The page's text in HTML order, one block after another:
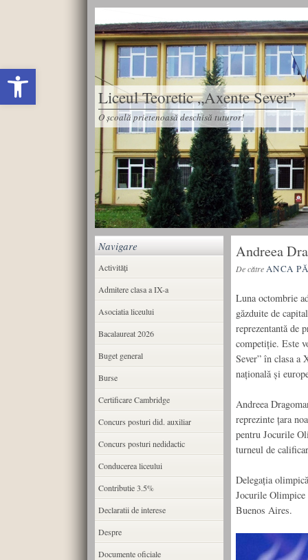
Deschide bara de unelte
Liceul Teoretic „Axente Sever”
O școală prietenoasă deschisă tuturor!
Andreea
De cătreANCA
Luna octombrie
găzduite de
reprezentantă de
competiție. Este
Sever” în clasa a
națională și
Andreea
reprezinte țara
pentru Jocurile
turneul de
Delegația
Jocurile Olimpice
Buenos Aires.
Navigare
Activități
Admitere clasa a IX-a
Asociatia liceului
Bacalaureat 2026
Buget general
Burse
Certificare Cambridge
Concurs posturi did. auxiliar
Concurs posturi nedidactic
Conducerea liceului
Contributie 3.5%
Declaratii de interese
Despre
Documente oficiale